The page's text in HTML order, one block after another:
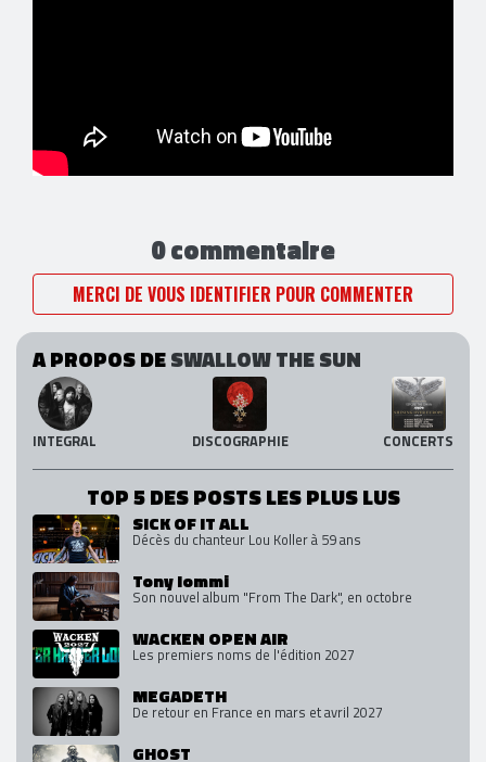
0 commentaire
MERCI DE VOUS IDENTIFIER POUR COMMENTER
A PROPOS DESWALLOW THE SUN
INTEGRAL DISCOGRAPHIE CONCERTS
TOP 5 DES POSTS LES PLUS LUS
SICK OF IT ALL
Décès du chanteur Lou Koller à 59 ans
Tony Iommi
Son nouvel album "From The Dark", en octobre
WACKEN OPEN AIR
Les premiers noms de l'édition 2027
MEGADETH
De retour en France en mars et avril 2027
GHOST